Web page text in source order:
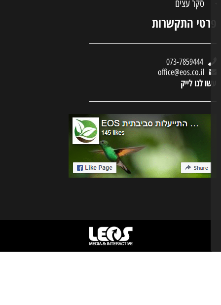
סקר עצים
התקשרות
073-7859444
office@eos.co.il
לנו לייק